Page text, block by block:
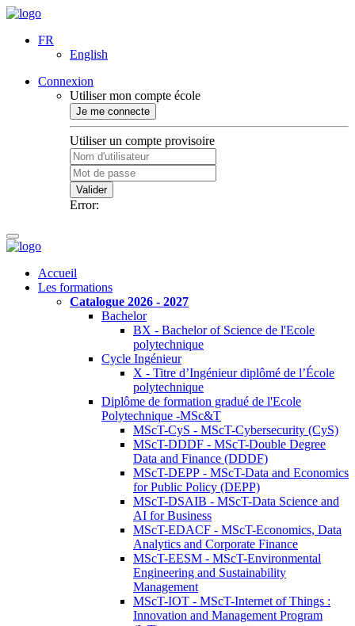
FR
English
Connexion
Utiliser mon compte école
Je me connecte
Utiliser un compte provisoire
Valider
Error:
Accueil
Les formations
Catalogue 2026 - 2027
Bachelor
BX - Bachelor of Science de l'Ecole
polytechnique
Cycle Ingénieur
X - Titre d’Ingénieur diplômé de l’École
polytechnique
Diplôme de formation gradué de l'Ecole
Polytechnique -MSc&T
MScT-CyS - MScT-Cybersecurity (CyS)
MScT-DDDF - MScT-Double Degree
Data and Finance (DDDF)
MScT-DEPP - MScT-Data and Economics
for Public Policy (DEPP)
MScT-DSAIB - MScT-Data Science and
AI for Business
MScT-EDACF - MScT-Economics, Data
Analytics and Corporate Finance
MScT-EESM - MScT-Environmental
Engineering and Sustainability
Management
MScT-IOT - MScT-Internet of Things :
Innovation and Management Program